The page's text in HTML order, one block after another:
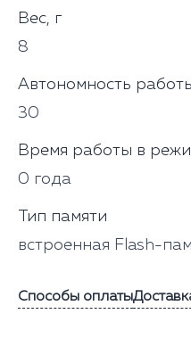
Вес, г
8
Автономность
30
Время работы в
0 года
Тип памяти
встроенная Flash-
Способы оплаты